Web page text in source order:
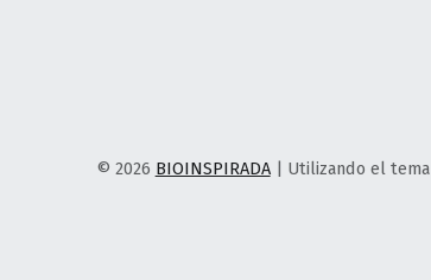
© 2026 BIOINSPIRADA Utilizando el tema